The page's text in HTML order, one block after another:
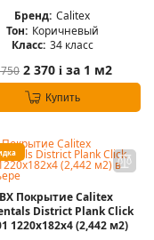
Бренд: Calitex
Тон: Коричневый
Класс: 34 класс
2 370 i за 1 м2
Купить
Покрытие Calitex
District Plank Click
1220x182x4 (2,442 м2)